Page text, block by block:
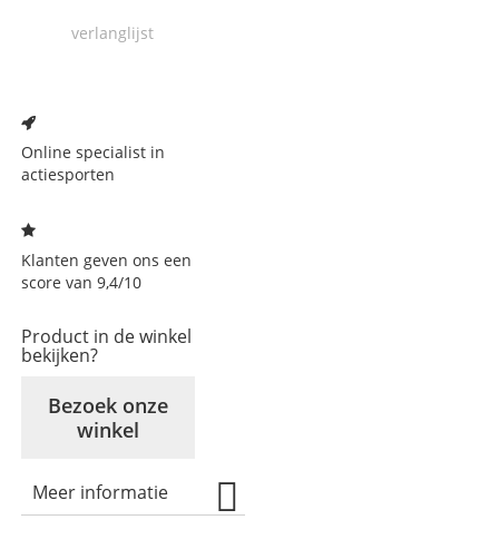
verlanglijst
verlanglijst
Online specialist in
actiesporten
Klanten geven ons een
score van 9,4/10
Product in de winkel
bekijken?
Bezoek onze
winkel
Meer informatie